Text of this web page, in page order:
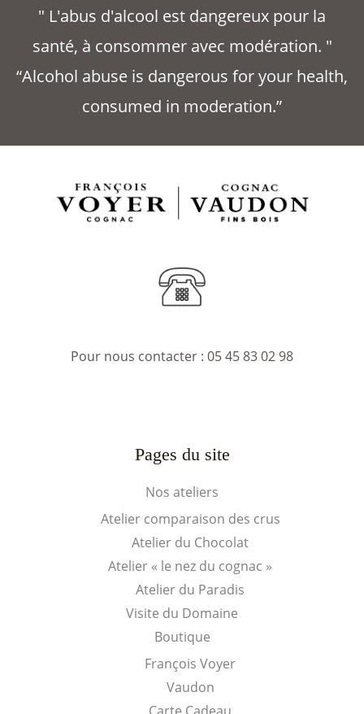
" L'abus d'alcool est dangereux pour la
santé, à consommer avec modération. "
“Alcohol abuse is dangerous for your health,
consumed in moderation.”
Pour nous contacter : 05 45 83 02 98
Pages du site
Nos ateliers
Atelier comparaison des crus
Atelier du Chocolat
Atelier « le nez du cognac »
Atelier du Paradis
Visite du Domaine
Boutique
François Voyer
Vaudon